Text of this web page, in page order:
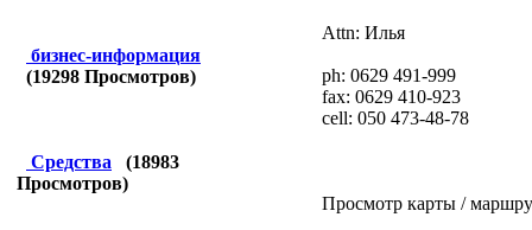
бизнес-информация
(19298 Просмотров)
Средства (18983
Просмотров)
Attn: Илья
ph: 0629 491-999
fax: 0629 410-923
cell: 050 473-48-78
Просмотр карты /